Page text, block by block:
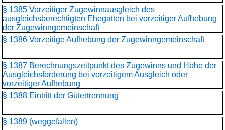
§ 1385 Vorzeitiger Zugewinnausgleich des
ausgleichsberechtigten Ehegatten bei vorzeitiger Aufhebung
der Zugewinngemeinschaft
§ 1386 Vorzeitige Aufhebung der Zugewinngemeinschaft
§ 1387 Berechnungszeitpunkt des Zugewinns und Höhe der
Ausgleichsforderung bei vorzeitigem Ausgleich oder
vorzeitiger Aufhebung
§ 1388 Eintritt der Gütertrennung
§ 1389 (weggefallen)